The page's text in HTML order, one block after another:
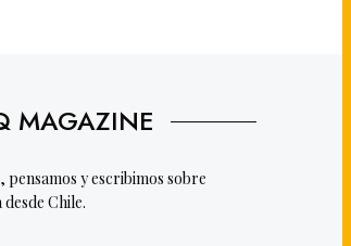
MAGAZINE
pensamos y escribimos sobre
Chile.